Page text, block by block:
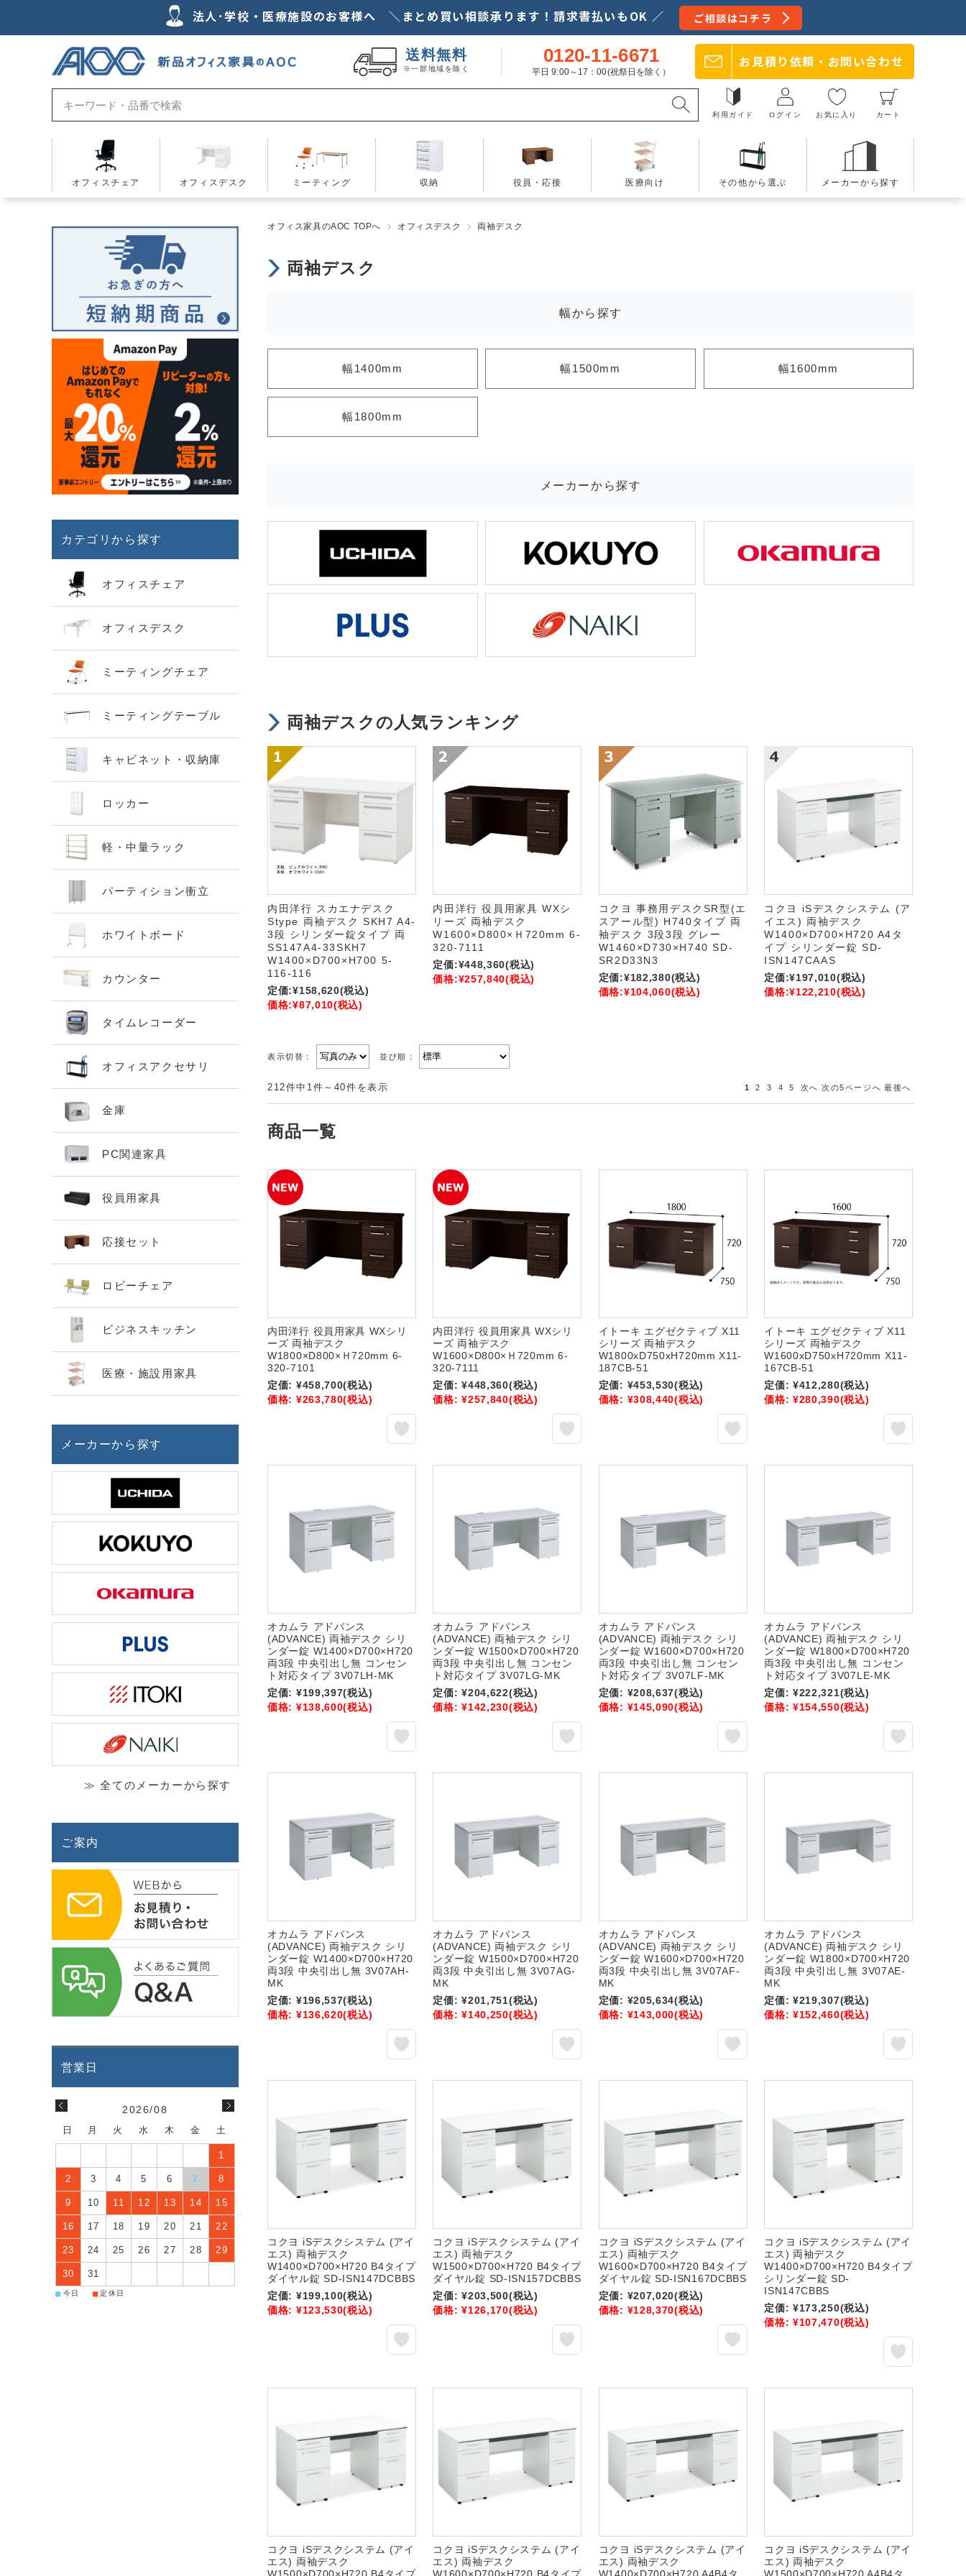
法人･学校・医療施設のお客様へ ＼まとめ買い相談承ります！請求書払いもOK ／ ご相談はコチラ
送料無料
※一部地域を除く
0120-11-6671
平日 9:00～17：00(祝祭日を除く）
お見積り依頼・ お問い合わせ
利用ガイド ログイン お気に入り カート
オフィスチェア オフィスデスク ミーティング 収納 役員・応接 医療向け その他から選ぶ メーカーから探す
オフィス家具のAOC TOPへ オフィスデスク 両袖デスク
両袖デスク
幅から探す
幅1400mm 幅1500mm 幅1600mm
幅1800mm
メーカーから探す
両袖デスクの人気ランキング
内田洋行 スカエナデスク
Stype 両袖デスク SKH7 A4-
3段 シリンダー錠タイプ 両
SS147A4-33SKH7
W1400×D700×H700 5-
116-116
定価:¥158,620(税込)
価格:¥87,010(税込)
内田洋行 役員用家具 WXシ
リーズ 両袖デスク
W1600×D800×Ｈ720mm 6-
320-7111
定価:¥448,360(税込)
価格:¥257,840(税込)
コクヨ 事務用デスクSR型(エ
スアール型) H740タイプ 両
袖デスク 3段3段 グレー
W1460×D730×H740 SD-
SR2D33N3
定価:¥182,380(税込)
価格:¥104,060(税込)
コクヨ iSデスクシステム (ア
イエス) 両袖デスク
W1400×D700×H720 A4タ
イプ シリンダー錠 SD-
ISN147CAAS
定価:¥197,010(税込)
価格:¥122,210(税込)
表示切替： 並び順：
212件中1件～40件を表示 1 2 3 4 5 次へ 次の5ページへ 最後へ
商品一覧
内田洋行 役員用家具 WXシリ
ーズ 両袖デスク
W1800×D800×Ｈ720mm 6-
320-7101
定価: ¥458,700(税込)
価格: ¥263,780(税込)
内田洋行 役員用家具 WXシリ
ーズ 両袖デスク
W1600×D800×Ｈ720mm 6-
320-7111
定価: ¥448,360(税込)
価格: ¥257,840(税込)
イトーキ エグゼクティブ X11
シリーズ 両袖デスク
W1800xD750xH720mm X11-
187CB-51
定価: ¥453,530(税込)
価格: ¥308,440(税込)
イトーキ エグゼクティブ X11
シリーズ 両袖デスク
W1600xD750xH720mm X11-
167CB-51
定価: ¥412,280(税込)
価格: ¥280,390(税込)
オカムラ アドバンス
(ADVANCE) 両袖デスク シリ
ンダー錠 W1400×D700×H720
両3段 中央引出し無 コンセン
ト対応タイプ 3V07LH-MK
定価: ¥199,397(税込)
価格: ¥138,600(税込)
オカムラ アドバンス
(ADVANCE) 両袖デスク シリ
ンダー錠 W1500×D700×H720
両3段 中央引出し無 コンセン
ト対応タイプ 3V07LG-MK
定価: ¥204,622(税込)
価格: ¥142,230(税込)
オカムラ アドバンス
(ADVANCE) 両袖デスク シリ
ンダー錠 W1600×D700×H720
両3段 中央引出し無 コンセン
ト対応タイプ 3V07LF-MK
定価: ¥208,637(税込)
価格: ¥145,090(税込)
オカムラ アドバンス
(ADVANCE) 両袖デスク シリ
ンダー錠 W1800×D700×H720
両3段 中央引出し無 コンセン
ト対応タイプ 3V07LE-MK
定価: ¥222,321(税込)
価格: ¥154,550(税込)
オカムラ アドバンス
(ADVANCE) 両袖デスク シリ
ンダー錠 W1400×D700×H720
両3段 中央引出し無 3V07AH-
MK
定価: ¥196,537(税込)
価格: ¥136,620(税込)
オカムラ アドバンス
(ADVANCE) 両袖デスク シリ
ンダー錠 W1500×D700×H720
両3段 中央引出し無 3V07AG-
MK
定価: ¥201,751(税込)
価格: ¥140,250(税込)
オカムラ アドバンス
(ADVANCE) 両袖デスク シリ
ンダー錠 W1600×D700×H720
両3段 中央引出し無 3V07AF-
MK
定価: ¥205,634(税込)
価格: ¥143,000(税込)
オカムラ アドバンス
(ADVANCE) 両袖デスク シリ
ンダー錠 W1800×D700×H720
両3段 中央引出し無 3V07AE-
MK
定価: ¥219,307(税込)
価格: ¥152,460(税込)
コクヨ iSデスクシステム (アイ
エス) 両袖デスク
W1400×D700×H720 B4タイプ
ダイヤル錠 SD-ISN147DCBBS
定価: ¥199,100(税込)
価格: ¥123,530(税込)
コクヨ iSデスクシステム (アイ
エス) 両袖デスク
W1500×D700×H720 B4タイプ
ダイヤル錠 SD-ISN157DCBBS
定価: ¥203,500(税込)
価格: ¥126,170(税込)
コクヨ iSデスクシステム (アイ
エス) 両袖デスク
W1600×D700×H720 B4タイプ
ダイヤル錠 SD-ISN167DCBBS
定価: ¥207,020(税込)
価格: ¥128,370(税込)
コクヨ iSデスクシステム (アイ
エス) 両袖デスク
W1400×D700×H720 B4タイプ
シリンダー錠 SD-
ISN147CBBS
定価: ¥173,250(税込)
価格: ¥107,470(税込)
コクヨ iSデスクシステム (アイ
エス) 両袖デスク
コクヨ iSデスクシステム (アイ
エス) 両袖デスク
コクヨ iSデスクシステム (アイ
エス) 両袖デスク
コクヨ iSデスクシステム (アイ
エス) 両袖デスク
カテゴリから探す
オフィスチェア
オフィスデスク
ミーティングチェア
ミーティングテーブル
キャビネット・収納庫
ロッカー
軽・中量ラック
パーティション衝立
ホワイトボード
カウンター
タイムレコーダー
オフィスアクセサリ
金庫
PC関連家具
役員用家具
応接セット
ロビーチェア
ビジネスキッチン
医療・施設用家具
メーカーから探す
≫ 全てのメーカーから探す
ご案内
2026/08
日 月 火 水 木 金 土
1
2 3 4 5 6 7 8
9 10 11 12 13 14 15
16 17 18 19 20 21 22
23 24 25 26 27 28 29
30 31
■ 今日 ■ 定休日